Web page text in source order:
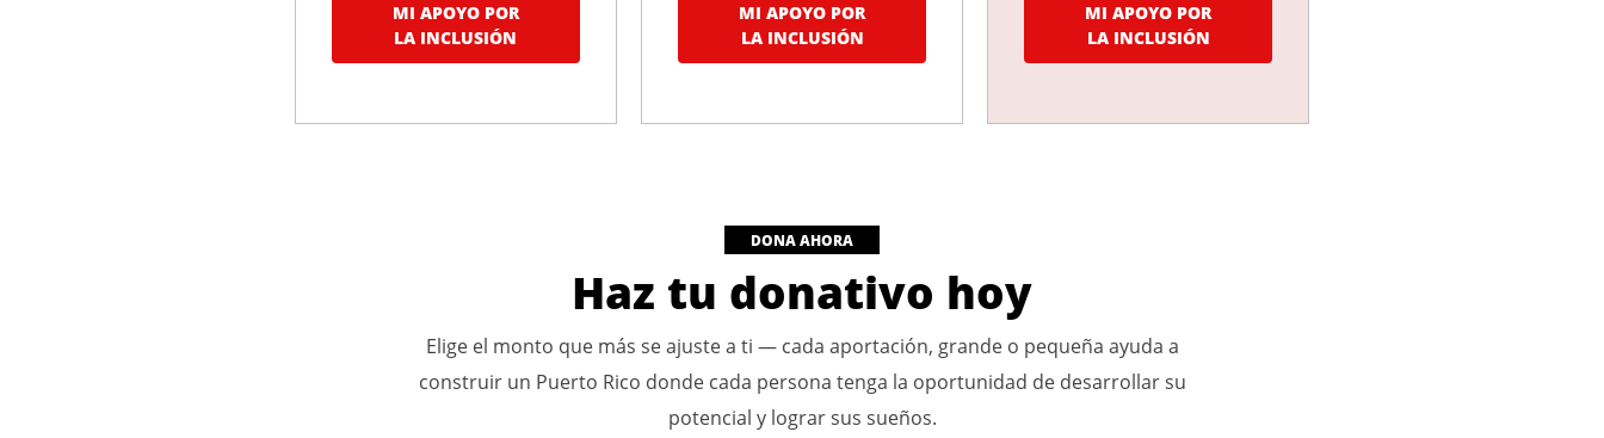
MI APOYO POR
LA INCLUSIÓN
MI APOYO POR
LA INCLUSIÓN
MI APOYO POR
LA INCLUSIÓN
DONA AHORA
Haz tu donativo hoy
Elige el monto que más se ajuste a ti — cada aportación, grande o pequeña ayuda a
construir un Puerto Rico donde cada persona tenga la oportunidad de desarrollar su
potencial y lograr sus sueños.